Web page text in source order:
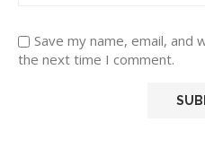
Save my name, email,
the next time I comment.